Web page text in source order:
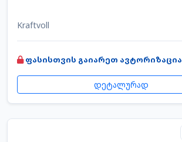
Kraftvoll
ფასისთვის გაიარეთ ავტორიზაცია
დეტალურად